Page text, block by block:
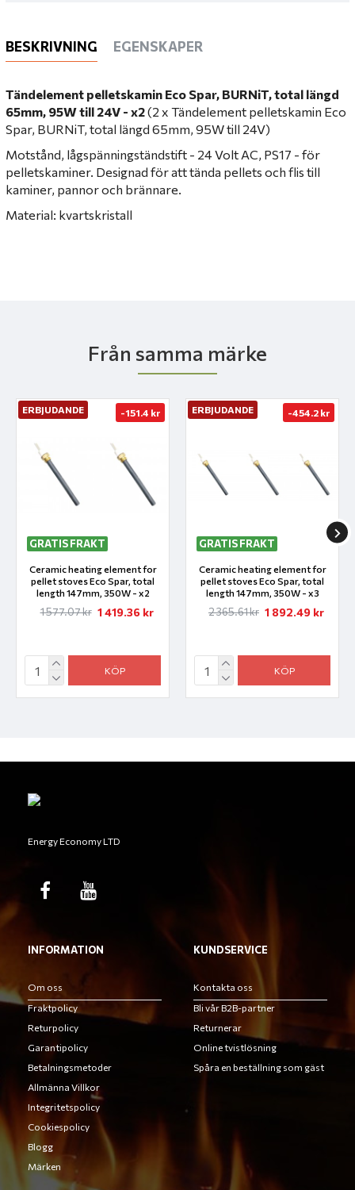
BESKRIVNING EGENSKAPER
Tändelement pelletskamin Eco Spar, BURNiT, total längd
65mm, 95W till 24V - x2(2 x Tändelement pelletskamin Eco
Spar, BURNiT, total längd 65mm, 95W till 24V)
Motstånd, lågspänningständstift - 24 Volt AC, PS17 - för
pelletskaminer. Designad för att tända pellets och flis till
kaminer, pannor och brännare.
Material: kvartskristall
Från samma märke
ERBJUDANDE
GRATIS FRAKT
-151.4 kr
Ceramic heating element for
pellet stoves Eco Spar, total
length 147mm, 350W - x2
1 419.36 kr
1 577.07 kr
KÖP
ERBJUDANDE
GRATIS FRAKT
-454.2 kr
Ceramic heating element for
pellet stoves Eco Spar, total
length 147mm, 350W - x3
1 892.49 kr
2 365.61 kr
KÖP
Energy Economy LTD
INFORMATION
Om oss
Fraktpolicy
Returpolicy
Garantipolicy
Betalningsmetoder
Allmänna Villkor
Integritetspolicy
Cookiespolicy
Blogg
Märken
KUNDSERVICE
Kontakta oss
Bli vår B2B-partner
Returnerar
Online tvistlösning
Spåra en beställning som gäst